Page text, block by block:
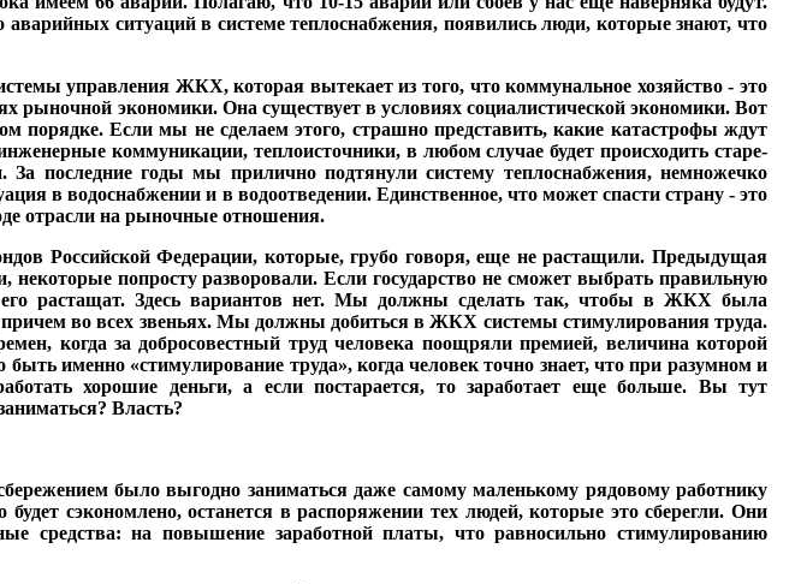
ситуаций в системе теплоснабжения, появились люди, которые знают, что
управления ЖКХ, которая вытекает из того, что коммунальное хо­зяйство - это
рыночной эко­номики. Она существует в условиях социалистической экономики. Вот
порядке. Ес­ли мы не сделаем этого, страшно представить, какие катастрофы ждут
коммуникации, теплои­сточники, в любом случае будет происходить старе­
последние годы мы прилич­но подтянули систему теп­лоснабжения, немножечко
в водоснабжении и в водоотведении. Единствен­ное, что может спасти стра­ну - это
отрасли на рыночные отношения.
Российской Феде­рации, которые, грубо гово­ря, еще не растащили. Пре­дыдущая
некоторые попросту разворовали. Если государство не сможет вы­брать правильную
растащат. Здесь вариантов нет. Мы должны сделать так, чтобы в ЖКХ была
во всех звеньях. Мы должны до­биться в ЖКХ системы сти­мулирования труда.
ко­гда за добросовестный труд человека поощряли преми­ей, величина которой
именно «стимулирова­ние труда», когда человек точно знает, что при разум­ном и
хорошие деньги, а если постарается, то за­работает еще больше. Вы тут
Власть?
было выгодно заниматься даже самому маленькому рядовому работнику
сэкономлено, останется в распоряжении тех людей, которые это сберегли. Они
средства: на повышение заработной платы, что равносильно стимулированию